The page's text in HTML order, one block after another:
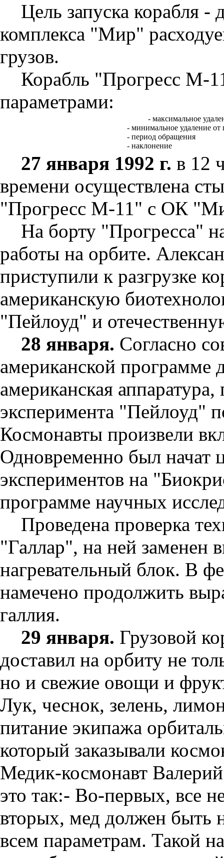
Цель запуска корабля -
комплекса "Мир"
грузов.
Корабль "Прогресс М-
параметрами:
- максимальное
- минимальное удаление от
- период обращения
- наклонение
27 января 1992 г. в 12
времени осуществлена
"Прогресс М-11" с ОК
На борту "Прогресса"
работы на орбите.
приступили к разгрузке
американскую
"Пейлоуд" и
28 января. Согласно
американской программе
американская
эксперимента "Пейлоуд"
Космонавты произвели
Одновременно был начат
экспериментов на
программе научных
Проведена проверка
"Галлар", на ней заменен
нагревательный блок. В
намечено продолжить
галлия.
29 января. Грузовой
доставил на орбиту не
но и свежие овощи и
Лук, чеснок, зелень,
питание экипажа
который заказывали
Медик-космонавт
это так:- Во-первых, все
вторых, мед должен быть
всем параметрам. Такой